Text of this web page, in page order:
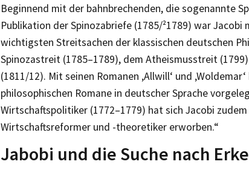
Beginnend mit der bahnbrechenden, die sogenannte
Publikation der Spinozabriefe (1785/²1789) war Jacobi
wichtigsten Streitsachen der klassischen deutschen
Spinozastreit (1785–1789), dem Atheismusstreit
(1811/12). Mit seinen Romanen ‚Allwill‘ und
philosophischen Romane in deutscher Sprache
Wirtschaftspolitiker (1772–1779) hat sich Jacobi
Wirtschaftsreformer und -theoretiker erworben.“
Jabobi und die Suche nach